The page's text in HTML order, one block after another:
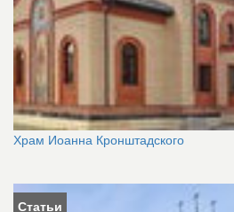
Храм Иоанна Кронштадского
Статьи